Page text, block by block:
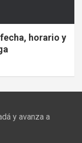
horario y
y avanza a